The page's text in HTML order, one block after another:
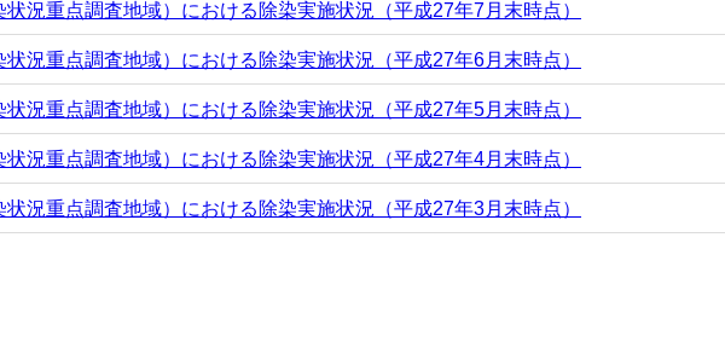
況重点調査地域）における除染実施状況（平成27年7月末時点）
況重点調査地域）における除染実施状況（平成27年6月末時点）
況重点調査地域）における除染実施状況（平成27年5月末時点）
況重点調査地域）における除染実施状況（平成27年4月末時点）
況重点調査地域）における除染実施状況（平成27年3月末時点）